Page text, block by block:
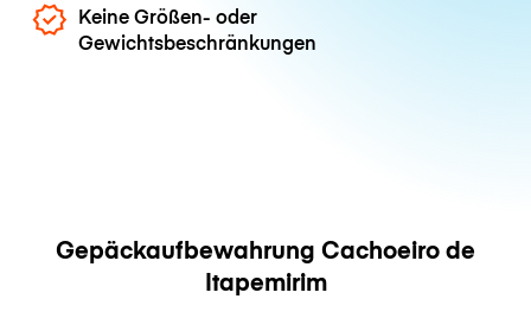
Keine Größen- oder
Gewichtsbeschränkungen
Gepäckaufbewahrung Cachoeiro de
Itapemirim